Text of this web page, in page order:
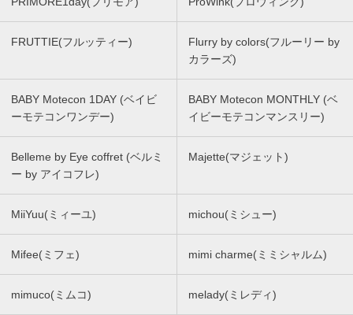
FRUTTIE(フルッティー)
Flurry by colors(フルーリー by
カラーズ)
BABY Motecon 1DAY (ベイビ
ーモテコンワンデー)
BABY Motecon MONTHLY (ベ
イビーモテコンマンスリー)
Belleme by Eye coffret (ベルミ
ー by アイコフレ)
Majette(マジェット)
MiiYuu(ミィーユ) michou(ミシュー)
Mifee(ミフェ) mimi charme(ミミシャルム)
mimuco(ミムコ) melady(ミレディ)